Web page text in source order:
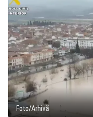
Foto/Arhivă